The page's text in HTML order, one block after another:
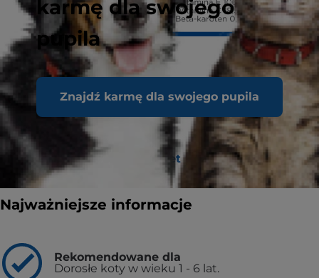
karmę dla swojego
pupila
Znajdź karmę dla swojego pupila
Znajdź sklep / gabinet weterynaryjny
Najważniejsze informacje
Rekomendowane dla
Dorosłe koty w wieku 1 - 6 lat.